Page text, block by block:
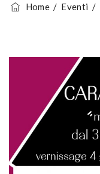
Home/ Eventi /